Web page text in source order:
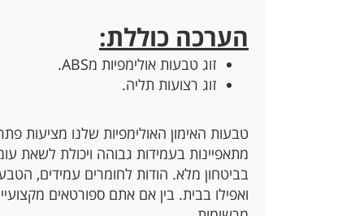
הערכה כוללת:
זוג טבעות אולימפיות מABS.
זוג רצועות תליה.
מתאפיינות בעמידות גבוהה ויכולת לשאת
בביטחון מלא. הודות לחומרים עמידים,
ואפילו בבית. בין אם אתם ספורטאים